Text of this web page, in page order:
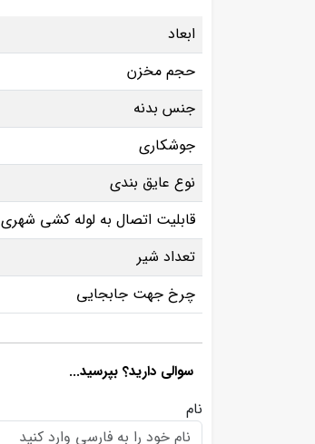
ابعاد
حجم مخزن
جنس بدنه
جوشکاری
نوع عایق بندی
قابلیت اتصال به لوله کشی شهری
تعداد شیر
چرخ جهت جابجایی
سوالی دارید؟ بپرسید...
نام